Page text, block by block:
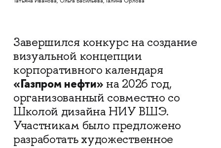
Завершился конкурс на создание
визуальной концепции
корпоративного календаря
«Газпром нефти» на 2026 год,
организованный совместно со
Школой дизайна НИУ ВШЭ.
Участникам было предложено
разработать художественное